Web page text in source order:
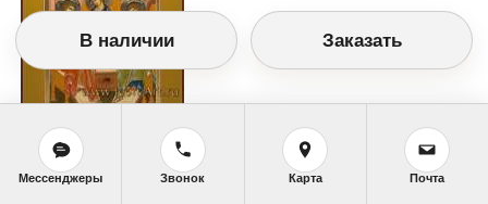
Православный календарь
В наличии Заказать
Мессенджеры Звонок Карта Почта